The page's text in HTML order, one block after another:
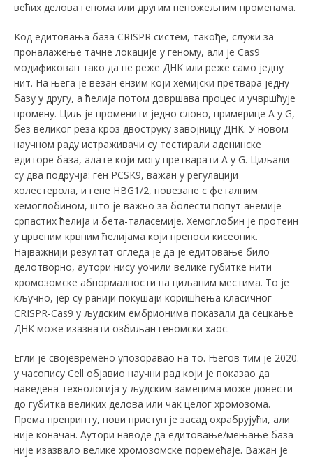
већих делова генома или другим непожељним променама.
Kод едитовања база CRISPR систем, такође, служи за
проналажење тачне локације у геному, али је Cas9
модификован тако да не реже ДНK или реже само једну
нит. На њега је везан ензим који хемијски претвара једну
базу у другу, а ћелија потом довршава процес и учвршћује
промену. Циљ је променити једно слово, примерице А у G,
без великог реза кроз двоструку завојницу ДНK. У новом
научном раду истраживачи су тестирали аденинске
едиторе база, алате који могу претварати А у G. Циљали
су два подручја: ген PCSK9, важан у регулацији
холестерола, и гене HBG1/2, повезане с феталним
хемоглобином, што је важно за болести попут анемије
српастих ћелија и бета-таласемије. Хемоглобин је протеин
у црвеним крвним ћелијама који преноси кисеоник.
Најважнији резултат огледа је да је едитовање било
делотворно, аутори нису уочили велике губитке нити
хромозомске абнормалности на циљаним местима. То је
кључно, јер су ранији покушаји коришћења класичног
CRISPR-Cas9 у људским ембрионима показали да сецкање
ДНK може изазвати озбиљан геномски хаос.
Егли је својевремено упозоравао на то. Његов тим је 2020.
у часопису Cell објавио научни рад који је показао да
наведена технологија у људским замецима може довести
до губитка великих делова или чак целог хромозома.
Према препринту, нови приступ је засад охрабрујући, али
није коначан. Аутори наводе да едитовање/мењање база
није изазвало велике хромозомске поремећаје. Важан је